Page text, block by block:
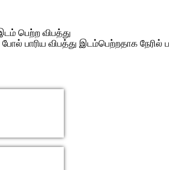
பெற்ற விபத்து
பாரிய விபத்து இடம்பெற்றதாக